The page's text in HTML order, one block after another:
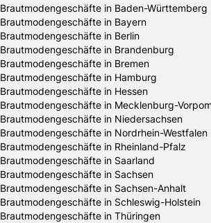
Brautmodengeschäfte in Baden-Württemberg
Brautmodengeschäfte in Bayern
Brautmodengeschäfte in Berlin
Brautmodengeschäfte in Brandenburg
Brautmodengeschäfte in Bremen
Brautmodengeschäfte in Hamburg
Brautmodengeschäfte in Hessen
Brautmodengeschäfte in Mecklenburg-
Brautmodengeschäfte in Niedersachsen
Brautmodengeschäfte in Nordrhein-Westfalen
Brautmodengeschäfte in Rheinland-Pfalz
Brautmodengeschäfte in Saarland
Brautmodengeschäfte in Sachsen
Brautmodengeschäfte in Sachsen-Anhalt
Brautmodengeschäfte in Schleswig-Holstein
Brautmodengeschäfte in Thüringen